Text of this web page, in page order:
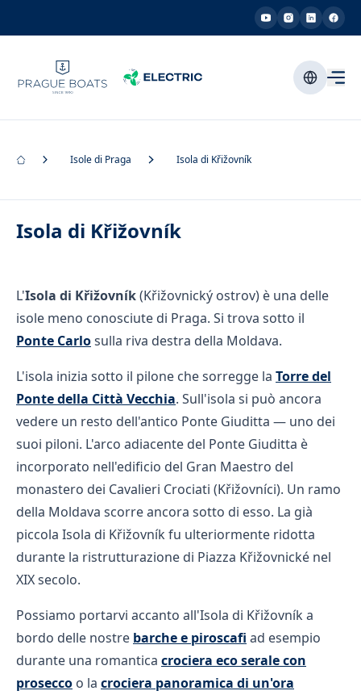
Isole di Praga Isola di Křižovník
Isola di Křižovník
L'Isola di Křižovník(Křižovnický ostrov) è una delle
isole meno conosciute di Praga. Si trova sotto il
Ponte Carlosulla riva destra della Moldava.
L'isola inizia sotto il pilone che sorregge la Torre del
Ponte della Città Vecchia. Sull'isola si può ancora
vedere un resto dell'antico Ponte Giuditta — uno dei
suoi piloni. L'arco adiacente del Ponte Giuditta è
incorporato nell'edificio del Gran Maestro del
monastero dei Cavalieri Crociati (Křižovníci). Un ramo
della Moldava scorre ancora sotto di esso. La già
piccola Isola di Křižovník fu ulteriormente ridotta
durante la ristrutturazione di Piazza Křižovnické nel
XIX secolo.
Possiamo portarvi accanto all'Isola di Křižovník a
bordo delle nostre barche e piroscafi ad esempio
durante una romantica crociera eco serale con
prosecco o la crociera panoramica di un'ora